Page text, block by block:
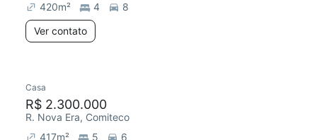
420m² 4
8
Ver contato
Casa
R$ 2.300.000
R. Nova Era, Comiteco
417m² 5 6